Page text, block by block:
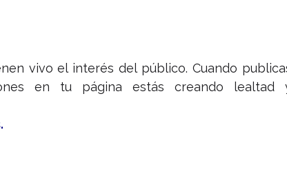
vivo el interés del público. Cuando
en tu página estás creando lealtad